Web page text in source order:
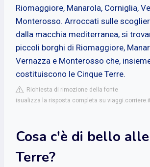
Riomaggiore, Manarola, Corniglia,
Monterosso. Arroccati sulle
dalla macchia mediterranea, si
piccoli borghi di Riomaggiore,
Vernazza e Monterosso che,
costituiscono le Cinque Terre.
Richiesta di rimozione della fonte
isualizza la risposta completa su viaggi.corriere.it
Cosa c'è di bello
Terre?